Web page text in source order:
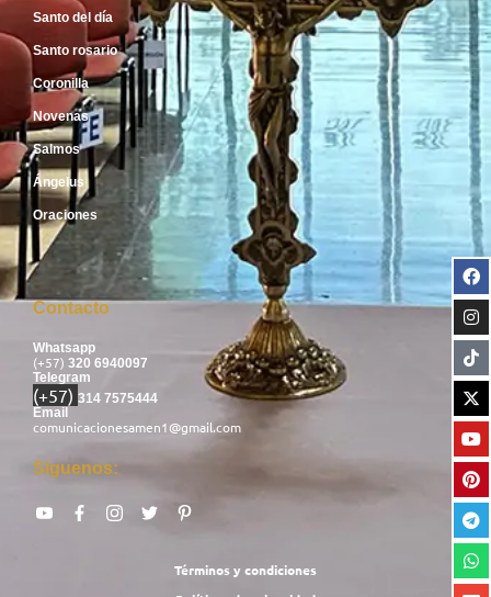
Santo del día
Santo rosario
Coronilla
Novenas
Salmos
Ángelus
Oraciones
Contacto
Whatsapp
(+57) 320 6940097
Telegram
(+57) 314 7575444
Email
comunicacionesamen1@gmail.com
Síguenos:
Términos y condiciones